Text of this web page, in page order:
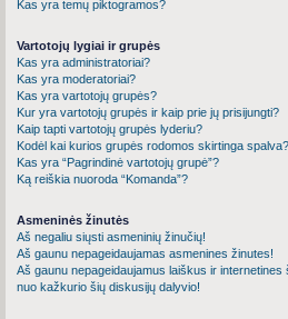
Kas yra temų piktogramos?
Vartotojų lygiai ir grupės
Kas yra administratoriai?
Kas yra moderatoriai?
Kas yra vartotojų grupės?
Kur yra vartotojų grupės ir kaip prie jų prisijungti?
Kaip tapti vartotojų grupės lyderiu?
Kodėl kai kurios grupės rodomos skirtinga spalva?
Kas yra “Pagrindinė vartotojų grupė”?
Ką reiškia nuoroda “Komanda”?
Asmeninės žinutės
Aš negaliu siųsti asmeninių žinučių!
Aš gaunu nepageidaujamas asmenines žinutes!
Aš gaunu nepageidaujamus laiškus ir
nuo kažkurio šių diskusijų dalyvio!